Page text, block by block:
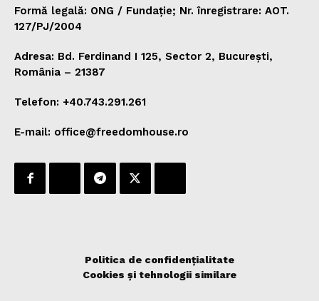
Formă legală: ONG / Fundație; Nr. înregistrare: AOT.
127/PJ/2004
Adresa: Bd. Ferdinand I 125, Sector 2, București,
România – 21387
Telefon: +40.743.291.261
E-mail: office@freedomhouse.ro
Politica de confidențialitate
Cookies și tehnologii similare